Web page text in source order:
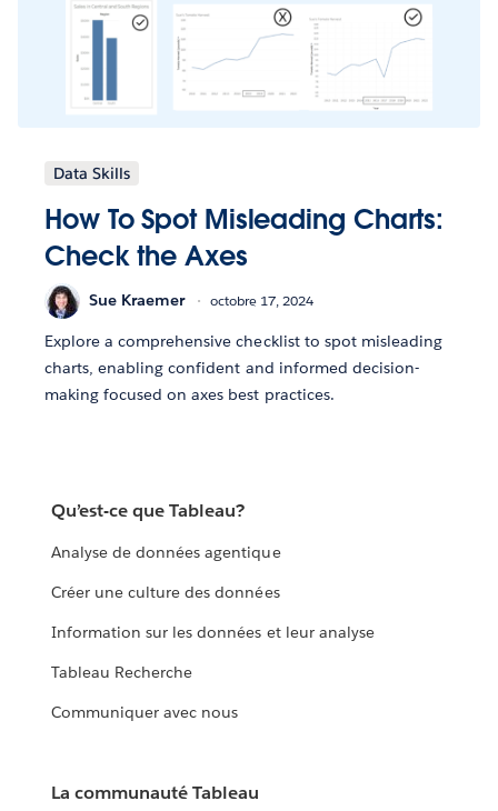
Data Skills
How To Spot Misleading Charts:
Check the Axes
Sue Kraemer octobre 17, 2024
Explore a comprehensive checklist to spot misleading
charts, enabling confident and informed decision-
making focused on axes best practices.
Qu’est-ce que Tableau?
Analyse de données agentique
Créer une culture des données
Information sur les données et leur analyse
Tableau Recherche
Communiquer avec nous
La communauté Tableau